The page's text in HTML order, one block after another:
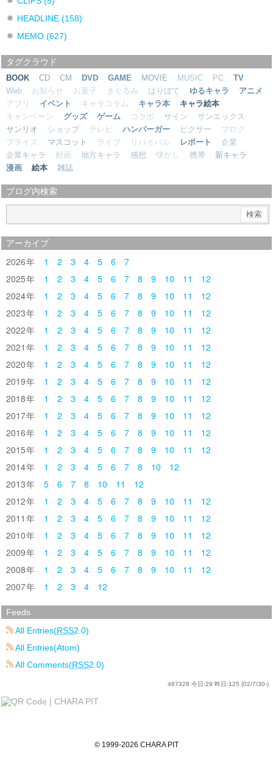
HEADLINE(158)
MEMO(627)
タグクラウド
BOOK CD CM DVD GAME MOVIE MUSIC PC
TV
Web
お知らせ お菓子 きぐるみ はりぼて ゆるキャラ
アニメ
アプリ
イベント キャラコラム キャラ本
キャラ絵本
キャンペーン
グッズ ゲーム コラボ サイン
サンエックス
サンリオ
ショップ テレビ ハンバーガー ピクサー
ブログ
プライズ
マスコット ライブ リバイバル レポート
企業
企業キャラ
動画 地方キャラ 感想 懐かし 携帯
新キャラ
漫画
絵本 雑誌
ブログ内検索
アーカイブ
2026 1 2 3 4 5 6
7
2025
1 2 3 4 5 6 7 8 9 10 11
12
2024
1 2 3 4 5 6 7 8 9 10 11
12
2023
1 2 3 4 5 6 7 8 9 10 11
12
2022
1 2 3 4 5 6 7 8 9 10 11
12
2021
1 2 3 4 5 6 7 8 9 10 11
12
2020
1 2 3 4 5 6 7 8 9 10 11
12
2019
1 2 3 4 5 6 7 8 9 10 11
12
2018
1 2 3 4 5 6 7 8 9 10 11
12
2017
1 2 3 4 5 6 7 8 9 10 11
12
2016
1 2 3 4 5 6 7 8 9 10 11
12
2015
1 2 3 4 5 6 7 8 9 10 11
12
2014
1 2 3 4 5 6 7 8 10
12
2013
5 6 7 8 10 11
12
2012
1 2 3 4 5 6 7 8 9 10 11
12
2011
1 2 3 4 5 6 7 8 9 10 11
12
2010
1 2 3 4 5 6 7 8 9 10 11
12
2009
1 2 3 4 5 6 7 8 9 10 11
12
2008
1 2 3 4 5 6 7 8 9 10 11
12
2007
1 2 3 4 12
Feeds
All Entries(RSS2.0)
All Entries(Atom)
All Comments(RSS2.0)
467328 今日:29 昨日:125 (02/7/30-)
© 1999-2026 CHARA PIT